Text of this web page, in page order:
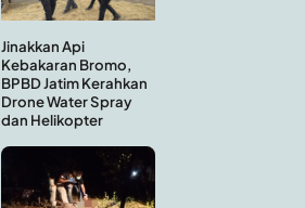
Jinakkan Api
Kebakaran Bromo,
BPBD Jatim Kerahkan
Drone Water Spray
dan Helikopter